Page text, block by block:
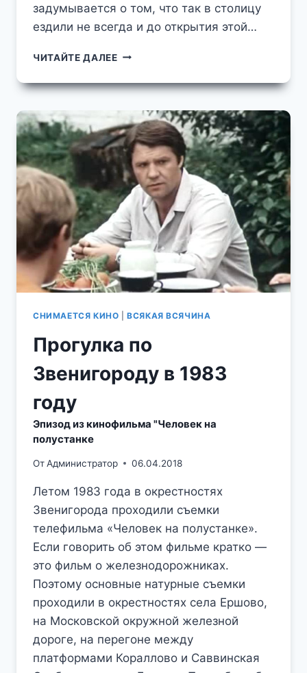
задумывается о том, что так в столицу
ездили не всегда и до открытия этой…
ЧИТАЙТЕ ДАЛЕЕДЕЖА
НА
ИСТОРИИ
АВТОДОРОГИ
М9
"НОВАЯ
РИГА"
СНИМАЕТСЯ КИНО |ВСЯКАЯ ВСЯЧИНА
Прогулка по
Звенигороду в 1983
году
Эпизод из кинофильма "Человек на
полустанке
ОтАдминистратор 06.04.2018
Летом 1983 года в окрестностях
Звенигорода проходили съемки
телефильма «Человек на полустанке».
Если говорить об этом фильме кратко —
это фильм о железнодорожниках.
Поэтому основные натурные съемки
проходили в окрестностях села Ершово,
на Московской окружной железной
дороге, на перегоне между
платформами Кораллово и Саввинская